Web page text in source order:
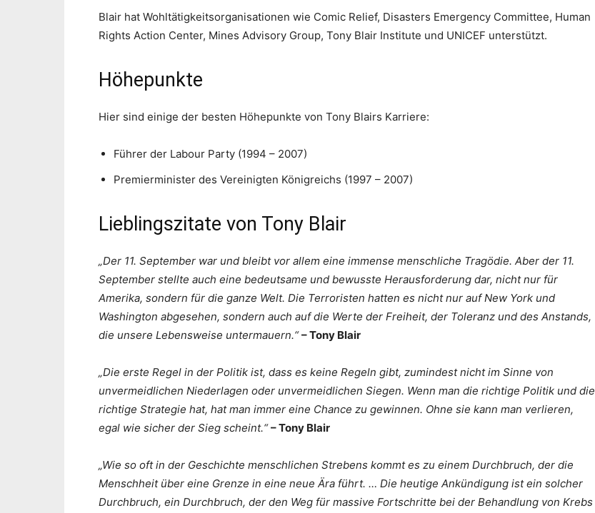
Blair hat Wohltätigkeitsorganisationen wie Comic Relief, Disasters Emergency Committee, Human
Rights Action Center, Mines Advisory Group, Tony Blair Institute und UNICEF unterstützt.
Höhepunkte
Hier sind einige der besten Höhepunkte von Tony Blairs Karriere:
Führer der Labour Party (1994 – 2007)
Premierminister des Vereinigten Königreichs (1997 – 2007)
Lieblingszitate von Tony Blair
„Der 11. September war und bleibt vor allem eine immense menschliche Tragödie. Aber der 11.
September stellte auch eine bedeutsame und bewusste Herausforderung dar, nicht nur für
Amerika, sondern für die ganze Welt. Die Terroristen hatten es nicht nur auf New York und
Washington abgesehen, sondern auch auf die Werte der Freiheit, der Toleranz und des Anstands,
die unsere Lebensweise untermauern.“– Tony Blair
„Die erste Regel in der Politik ist, dass es keine Regeln gibt, zumindest nicht im Sinne von
unvermeidlichen Niederlagen oder unvermeidlichen Siegen. Wenn man die richtige Politik und die
richtige Strategie hat, hat man immer eine Chance zu gewinnen. Ohne sie kann man verlieren,
egal wie sicher der Sieg scheint.“– Tony Blair
„Wie so oft in der Geschichte menschlichen Strebens kommt es zu einem Durchbruch, der die
Menschheit über eine Grenze in eine neue Ära führt. … Die heutige Ankündigung ist ein solcher
Durchbruch, ein Durchbruch, der den Weg für massive Fortschritte bei der Behandlung von Krebs